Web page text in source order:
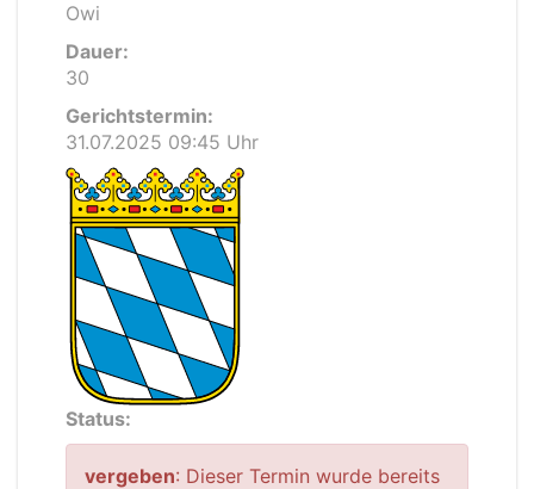
Owi
Dauer:
30
Gerichtstermin:
31.07.2025 09:45 Uhr
Status:
vergeben: Dieser Termin wurde bereits